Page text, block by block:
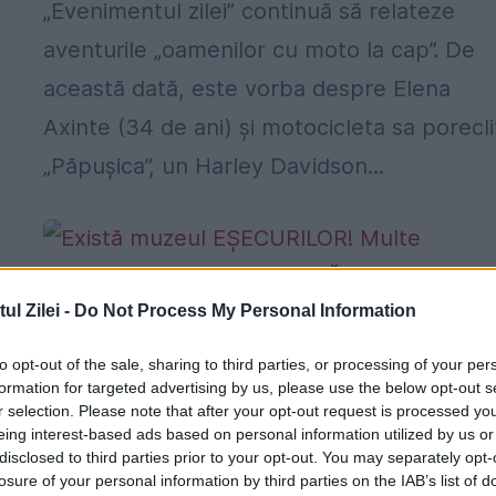
Zilei - Do Not Process My Personal Information
opt-out of the sale, sharing to third parties, or processing of your
for targeted advertising by us, please use the below opt-out
selection. Please note that after your opt-out request is processed
interest-based ads based on personal information utilized by us
to third parties prior to your opt-out. You may separately
of your personal information by third parties on the IAB’s list of
„Evenimentul zilei” continuă să relateze
aventurile „oamenilor cu moto la cap”. De
această dată, este vorba despre Elena
Axinte (34 de ani) și motocicleta sa
„Păpușica”, un Harley Davidson...
Există muzeul EŞECURILOR! Multe
companii ar dori să DISPARĂ acest
proiect
19 IUNIE 2017
În Suedia a fost înfiinţat un muzeu cu